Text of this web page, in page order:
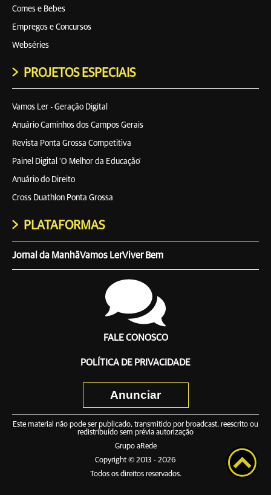
Comes e Bebes
Empregos e Concursos
Webséries
PROJETOS ESPECIAIS
Vamos Ler - Geração Digital
Anuário Caminhos dos Campos Gerais
Revista Ponta Grossa Competitiva
Painel Digital 'O Melhor da Educação'
Anuário do Direito
Cross Duathlon Ponta Grossa
PLATAFORMAS
Jornal da ManhãVamos LerViver Bem
FALE CONOSCO
POLÍTICA DE PRIVACIDADE
Anunciar
Este material não pode ser publicado, transmitido por broadcast, reescrito ou
redistribuído sem prévia autorização
Grupo aRede
Copyright © 2013 - 2026
Todos os direitos reservados.